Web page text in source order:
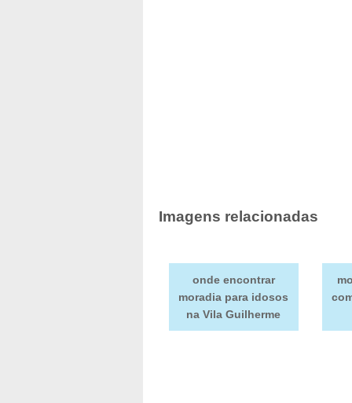
Imagens relacionadas
onde encontrar
moradia para idosos
na Vila Guilherme